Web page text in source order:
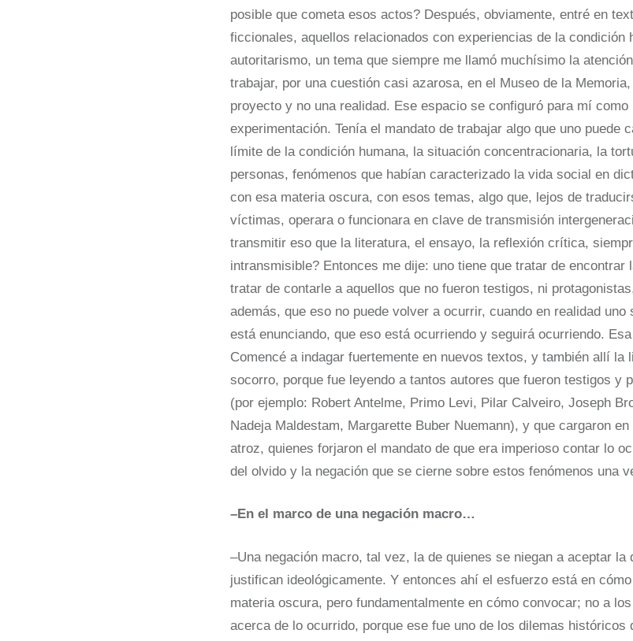
posible que cometa esos actos? Después, obviamente, entré en
ficcionales, aquellos relacionados con experiencias de la condición
autoritarismo, un tema que siempre me llamó muchísimo la
trabajar, por una cuestión casi azarosa, en el Museo de la
proyecto y no una realidad. Ese espacio se configuró para mí como
experimentación. Tenía el mandato de trabajar algo que uno puede
límite de la condición humana, la situación concentracionaria, la
personas, fenómenos que habían caracterizado la vida social en
con esa materia oscura, con esos temas, algo que, lejos de
víctimas, operara o funcionara en clave de transmisión
transmitir eso que la literatura, el ensayo, la reflexión crítica,
intransmisible? Entonces me dije: uno tiene que tratar de
tratar de contarle a aquellos que no fueron testigos, ni
además, que eso no puede volver a ocurrir, cuando en realidad uno
está enunciando, que eso está ocurriendo y seguirá ocurriendo.
Comencé a indagar fuertemente en nuevos textos, y también allí la
socorro, porque fue leyendo a tantos autores que fueron testigos y
(por ejemplo: Robert Antelme, Primo Levi, Pilar Calveiro, Joseph
Nadeja Maldestam, Margarette Buber Nuemann), y que cargaron
atroz, quienes forjaron el mandato de que era imperioso contar lo
del olvido y la negación que se cierne sobre estos fenómenos una
–En el marco de una negación macro…
–Una negación macro, tal vez, la de quienes se niegan a aceptar la
justifican ideológicamente. Y entonces ahí el esfuerzo está en
materia oscura, pero fundamentalmente en cómo convocar; no a
acerca de lo ocurrido, porque ese fue uno de los dilemas históricos